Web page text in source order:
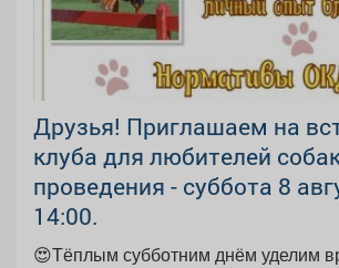
Друзья! Приглашаем на
клуба для любителей
проведения - суббота 8
14:00.
😍Тёплым субботним днём уделим